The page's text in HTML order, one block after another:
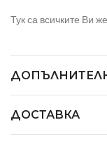
Тук са всичките Ви
ДОСТАВКА